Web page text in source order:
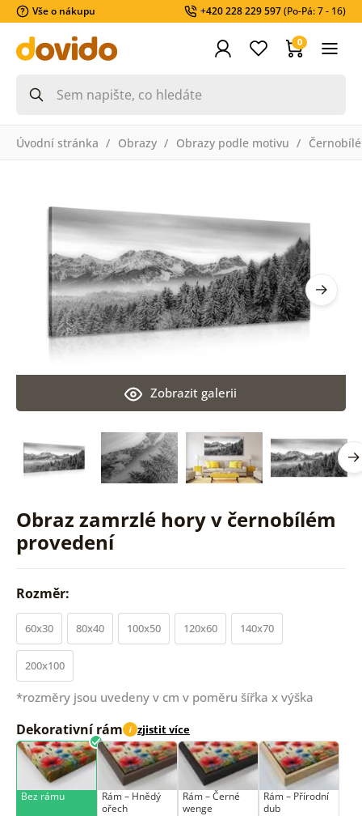
Vše o nákupu +420 228 229 597(Po-Pá: 7 - 16)
0
Úvodní stránka Obrazy Obrazy podle motivu
Obraz zamrzlé hory v černobílém
provedení
Zobrazit galerii
Rozměr:
60x30 80x40 100x50 120x60 140x70
200x100
*rozměry jsou uvedeny v cm v poměru šířka x výška
Dekorativní rám i zjistit více
Bez rámu
Rám –⁠⁠⁠⁠⁠⁠ Hnědý
ořech
Rám –⁠⁠⁠⁠⁠⁠ Černé
wenge
Rám –⁠⁠⁠⁠⁠⁠ Přírodní
dub